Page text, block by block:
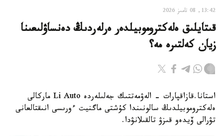
13:42, 08 تامىز 2026
قىتايلىق ەلەكتروموبيلدەر ەرلەردىڭ دەنساۋلىعىنا
زيان كەلتىرە مە؟
استانا.قازاقپارات - الەۋمەتتىك جەلىلەردە Li Auto ماركالى
ەلەكتروموبيلدىڭ سالونىندا كۇشتى ماگنيت ءورىسى انىقتالعانى
تۋرالى ۆيدەو قىزۋ تالقىلانۋدا.